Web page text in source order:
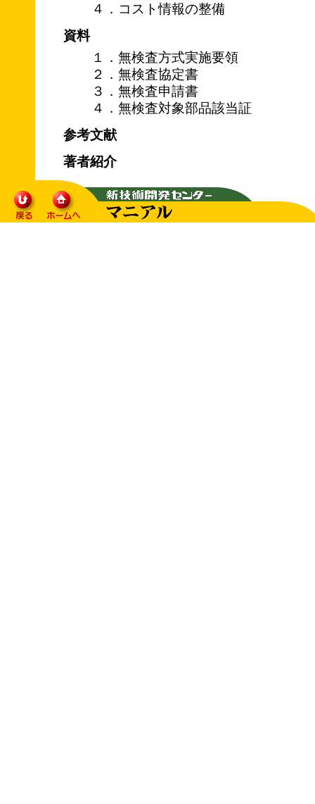
４．コスト情報の整備
資料
１．無検査方式実施要領
２．無検査協定書
３．無検査申請書
４．無検査対象部品該当証
参考文献
著者紹介